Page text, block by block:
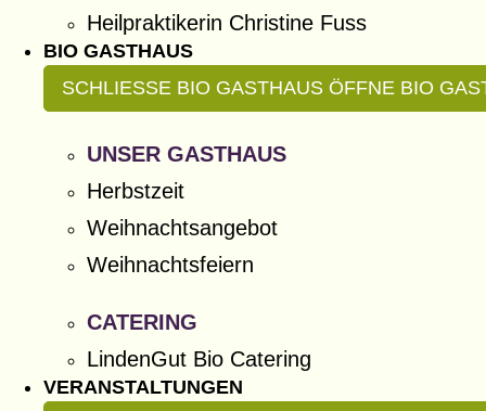
Heilpraktikerin Christine Fuss
BIO GASTHAUS
SCHLIESSE BIO GASTHAUS
ÖFFNE BIO
UNSER GASTHAUS
Herbstzeit
Weihnachtsangebot
Weihnachtsfeiern
CATERING
LindenGut Bio Catering
VERANSTALTUNGEN